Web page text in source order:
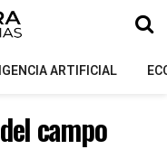
ARTIFICIAL
campo